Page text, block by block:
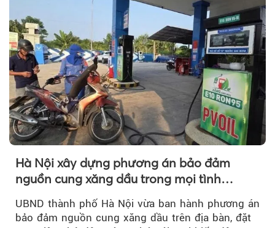
Hà Nội xây dựng phương án bảo đảm
nguồn cung xăng dầu trong mọi tình
UBND thành phố Hà Nội vừa ban hành phương án
bảo đảm nguồn cung xăng dầu trên địa bàn, đặt